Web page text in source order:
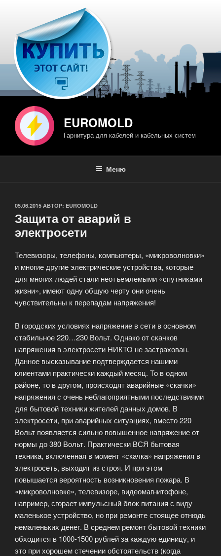
содержимому
EUROMOLD
Гарнитура для кабелей и кабельных систем
Меню
ОПУБЛИКОВАНО
05.06.2015 АВТОР: EUROMOLD
Защита от аварий в
электросети
Телевизоры, телефоны, компьютеры, «микроволновки»
и многие другие электрические устройства, которые
для многих людей стали неотъемлемыми «спутниками
жизни», имеют одну общую черту они очень
чувствительны к перепадам напряжения!
В городских условиях напряжение в сети в основном
стабильное 220…230 Вольт. Однако от скачков
напряжения в электросети НИКТО не застрахован.
Данное высказывание подтверждается нашими
клиентами практически каждый месяц. То в одном
районе, то в другом, происходят аварийные «скачки»
напряжения с очень неблагоприятными последствиями
для бытовой техники жителей данных домов. В
электросети, при аварийных ситуациях, вместо 220
Вольт появляется сильно повышенное напряжение от
нормы до 380 Вольт. Практически ВСЯ бытовая
техника, включенная в момент «скачка» напряжения в
электросеть, выходит из строя. И при этом
повышается вероятность возникновения пожара. В
«микроволновке», телевизоре, видеомагнитофоне,
например, сгорает импульсный блок питания с виду
маленькое устройство, но при ремонте стоящее отнюдь
немаленьких денег. В среднем ремонт бытовой техники
обходится в 1000-1500 рублей за каждую единицу, и
это при хорошем стечении обстоятельств (когда